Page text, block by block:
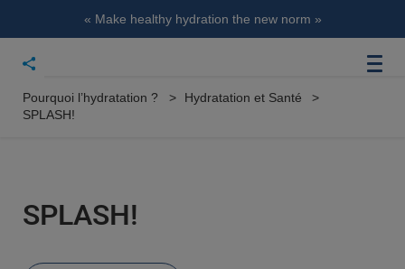
« Make healthy hydration the new norm »
Pourquoi l’hydratation ?
Hydratation et Santé
SPLASH!
SPLASH!